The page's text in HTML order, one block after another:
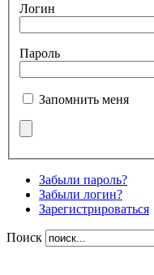
Логин
Пароль
Запомнить меня
Забыли пароль?
Забыли логин?
Зарегистрироваться
Поиск